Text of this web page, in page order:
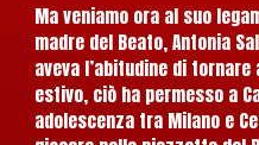
Ma veniamo ora al suo
madre del Beato, Antonia
aveva l’abitudine di
estivo, ciò ha permesso a
adolescenza tra Milano e